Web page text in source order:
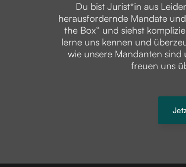
Du bist Jurist*in aus
herausfordernde Mandate
the Box“ und siehst
lerne uns kennen und
wie unsere Mandanten sind
freuen uns